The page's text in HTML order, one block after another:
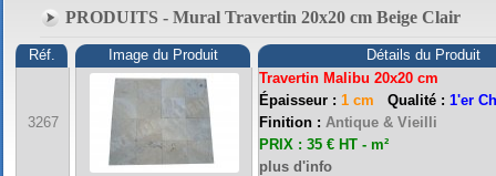
PRODUITS - Mural Travertin 20x20 cm Beige Clair
Réf. Image du Produit Détails du Produit
3267
Travertin Malibu 20x20 cm
Épaisseur : 1 cm Qualité : 1'er
Finition : Antique & Vieilli
PRIX : 35 € HT - m²
plus d'info